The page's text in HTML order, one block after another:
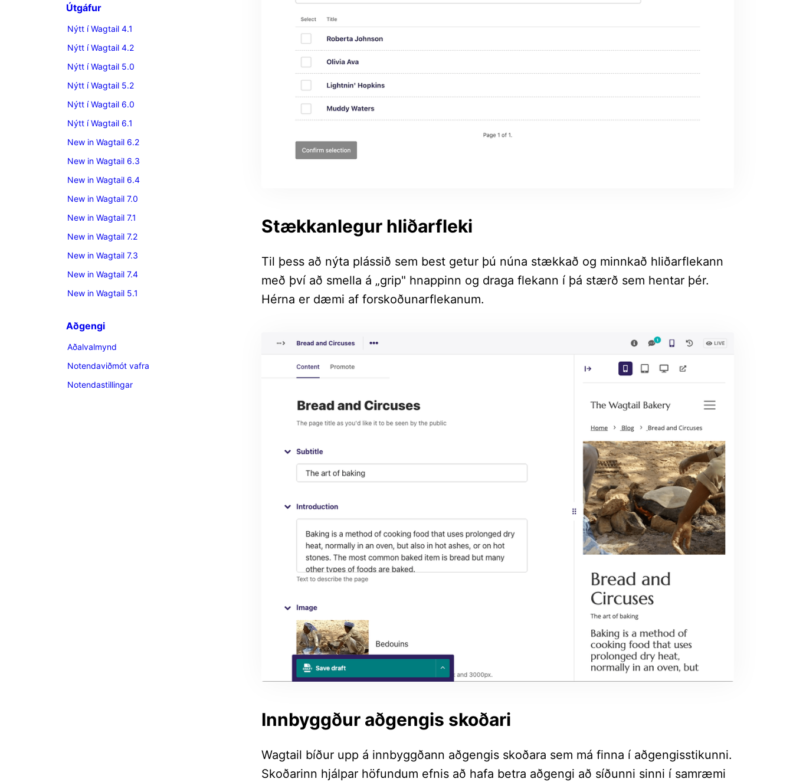
Útgáfur
Nýtt í Wagtail 4.1
Nýtt í Wagtail 4.2
Nýtt í Wagtail 5.0
Nýtt í Wagtail 5.2
Nýtt í Wagtail 6.0
Nýtt í Wagtail 6.1
New in Wagtail 6.2
New in Wagtail 6.3
New in Wagtail 6.4
New in Wagtail 7.0
New in Wagtail 7.1
New in Wagtail 7.2
New in Wagtail 7.3
New in Wagtail 7.4
New in Wagtail 5.1
Aðgengi
Aðalvalmynd
Notendaviðmót vafra
Notendastillingar
Stækkanlegur hliðarfleki
Til þess að nýta plássið sem best getur þú núna stækkað og minnkað hliðarflekann
með því að smella á „grip" hnappinn og draga flekann í þá stærð sem hentar þér.
Hérna er dæmi af forskoðunarflekanum.
Innbyggður aðgengis skoðari
Wagtail bíður upp á innbyggðann aðgengis skoðara sem má finna í aðgengisstikunni.
Skoðarinn hjálpar höfundum efnis að hafa betra aðgengi að síðunni sinni í samræmi